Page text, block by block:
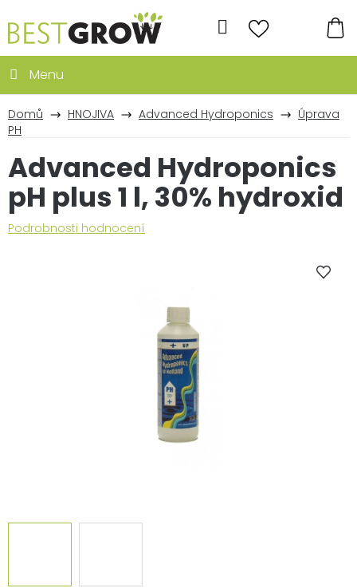
na
obsah
Hledat
Domů HNOJIVA Advanced Hydroponics
Úprava
PH
Advanced Hydroponics
pH plus 1 l, 30% hydroxid
Průměrné
Podrobnosti hodnocení